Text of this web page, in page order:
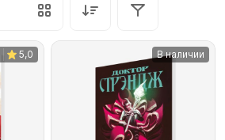
5,0 В наличии